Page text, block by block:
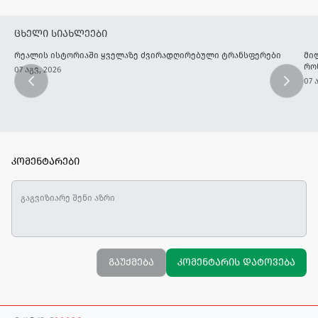
ცხელი სიახლეები
07 აგვ, 2026
რეალის ისტორიაში ყველაზე ძვირადღირებული ტრანსფერები
07
კომენტარები
გაუქმება კომენტარის დატოვება